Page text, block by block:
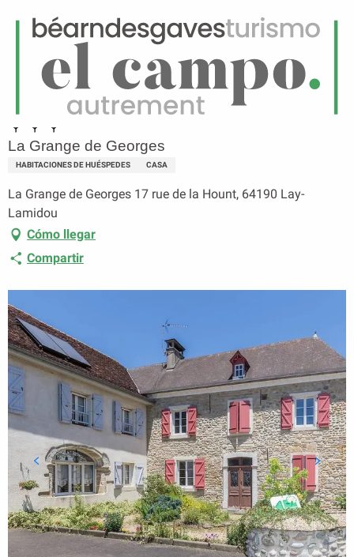
Menú
Página principal La Grange de Georges
La Grange de Georges
HABITACIONES DE HUÉSPEDES CASA
La Grange de Georges 17 rue de la Hount, 64190 Lay-
Lamidou
Cómo llegar
Compartir